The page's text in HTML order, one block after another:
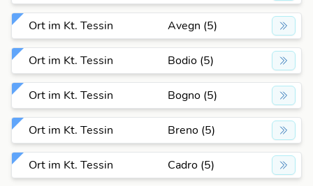
Ort im Kt. Tessin Avegn (5)
Ort im Kt. Tessin Bodio (5)
Ort im Kt. Tessin Bogno (5)
Ort im Kt. Tessin Breno (5)
Ort im Kt. Tessin Cadro (5)